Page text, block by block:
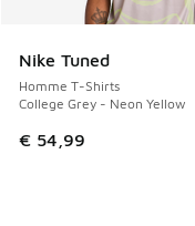
Nike Tuned
Homme T-Shirts
College Grey - Neon Yellow
€ 54,99